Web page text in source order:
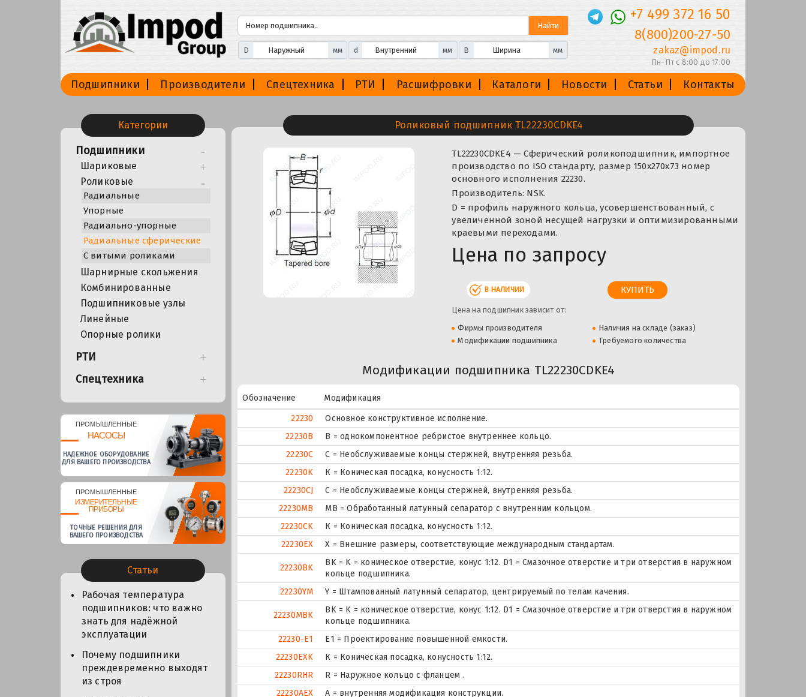
D мм d мм B мм
+7 499 372 16 50
8(800)200-27-50
zakaz@impod.ru
Пн-Пт с 8:00 до 17:00
Подшипники Производители Спецтехника РТИ Расшифровки Каталоги Новости Статьи Контакты
Категории
Подшипники
Шариковые
Роликовые
Радиальные
Упорные
Радиально-упорные
Радиальные сферические
С витыми роликами
Шарнирные скольжения
Комбинированные
Подшипниковые узлы
Линейные
Опорные ролики
РТИ
Спецтехника
ПРОМЫШЛЕННЫЕ
НАСОСЫ
НАДЕЖНОЕ ОБОРУДОВАНИЕ
ДЛЯ ВАШЕГО ПРОИЗВОДСТВА
ПРОМЫШЛЕННЫЕ
ИЗМЕРИТЕЛЬНЫЕ
ПРИБОРЫ
ТОЧНЫЕ РЕШЕНИЯ ДЛЯ
ВАШЕГО ПРОИЗВОДСТВА
Статьи
Рабочая температура
подшипников: что важно
знать для надёжной
эксплуатации
Почему подшипники
преждевременно выходят
из строя
Роликовый подшипник TL22230CDKE4
TL22230CDKE4 — Сферический роликоподшипник, импортное
производство по ISO стандарту, размер 150x270x73 номер
основного исполнения 22230.
Производитель: NSK.
D = профиль наружного кольца, усовершенствованный, с
увеличенной зоной несущей нагрузки и оптимизированными
краевыми переходами.
Цена по запросу
В НАЛИЧИИ
Цена на подшипник зависит от:
Фирмы производителя
Наличия на складе (заказ)
Модификации подшипника
Требуемого количества
Модификации подшипника TL22230CDKE4
Обозначение
Модификация
22230
Основное конструктивное исполнение.
22230B
B = однокомпонентное ребристое внутреннее кольцо.
22230C
С = Необслуживаемые концы стержней, внутренняя резьба.
22230K
К = Коническая посадка, конусность 1:12.
22230CJ
С = Необслуживаемые концы стержней, внутренняя резьба.
22230MB
MB = Обработанный латунный сепаратор с внутренним кольцом.
22230CK
К = Коническая посадка, конусность 1:12.
22230EX
X = Внешние размеры, соответствующие международным стандартам.
22230BK
BK = K = коническое отверстие, конус 1:12. D1 = Смазочное отверстие и три отверстия в наружном
кольце подшипника.
22230YM
Y = Штампованный латунный сепаратор, центрируемый по телам качения.
22230MBK
BK = K = коническое отверстие, конус 1:12. D1 = Смазочное отверстие и три отверстия в наружном
кольце подшипника.
22230-E1
E1 = Проектирование повышенной емкости.
22230EXK
К = Коническая посадка, конусность 1:12.
22230RHR
R = Наружное кольцо с фланцем .
22230AEX
A = внутренняя модификация конструкции.